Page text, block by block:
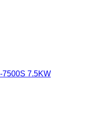
7500S 7.5KW